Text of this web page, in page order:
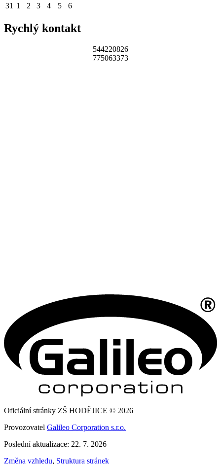
31 1 2 3 4 5 6
Rychlý kontakt
544220826
775063373
Oficiální stránky ZŠ HODĚJICE © 2026
Provozovatel Galileo Corporation s.r.o.
Poslední aktualizace: 22. 7. 2026
Změna vzhledu, Struktura stránek